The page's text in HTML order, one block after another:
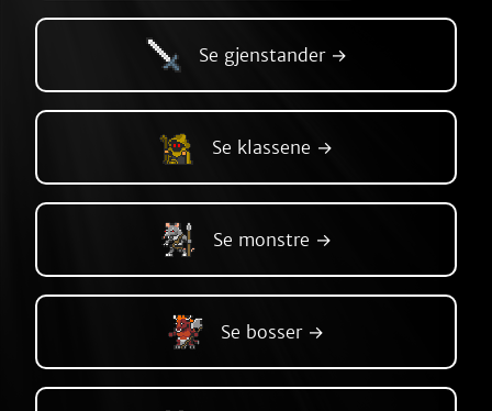
Se gjenstander →
Se klassene →
Se monstre →
Se bosser →